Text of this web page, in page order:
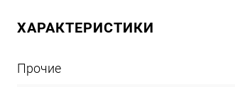
ХАРАКТЕРИСТИКИ
Прочие